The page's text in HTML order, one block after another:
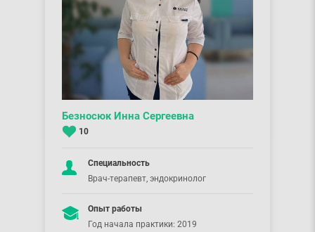
Безносюк Инна Сергеевна
10
Специальность
Врач-терапевт, эндокринолог
Опыт работы
Год начала практики: 2019